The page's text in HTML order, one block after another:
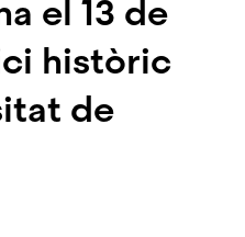
el 13 de
històric
de